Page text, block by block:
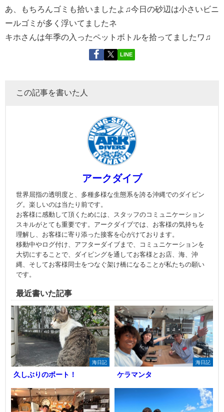
あ、もちろんゴミも拾いましたよ♫今日の砂辺は小さいビニ
ールゴミが多く浮いてましたネ
キホさんは年季の入ったペットボトルを拾ってましたワ♫
LINE
この記事を書いた人
アークダイブ
世界屈指の透明度と、多種多様な生態系を誇る沖縄でのダイビン
グ。楽しいのは当たり前です。
お客様に感動して頂くためには、スタッフのコミュニケーション
スキルがとても重要です。アークダイブでは、お客様の気持ちを
理解し、お客様に寄り添った接客を心がけております。
移動中やログ付け、アフターダイブまで、コミュニケーションを
大切にすることで、ダイビングを通してお客様とお店、海、沖
縄、そしてお客様同士をつなぐ架け橋になることが私たちの願い
です。
最近書いた記事
海日記
久しぶりのボート！
海日記
ケラマンタ